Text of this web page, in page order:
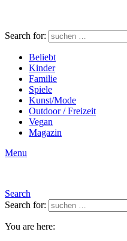
Search for:
Beliebt
Kinder
Familie
Spiele
Kunst/Mode
Outdoor / Freizeit
Vegan
Magazin
Menu
Search
Search for:
You are here: